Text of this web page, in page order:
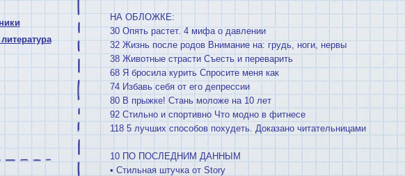
НА ОБЛОЖКЕ:
30 Опять растет. 4 мифа о давлении
32 Жизнь после родов Внимание на: грудь, ноги, нервы
38 Животные страсти Съесть и переварить
68 Я бросила курить Спросите меня как
74 Избавь себя от его депрессии
80 В прыжке! Стань моложе на 10 лет
92 Стильно и спортивно Что модно в фитнесе
118 5 лучших способов похудеть. Доказано читательницами
10 ПО ПОСЛЕДНИМ ДАННЫМ
• Стильная штучка от Story